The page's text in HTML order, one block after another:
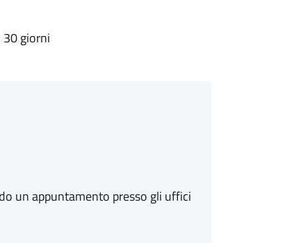
giorni
un appuntamento presso gli uffici